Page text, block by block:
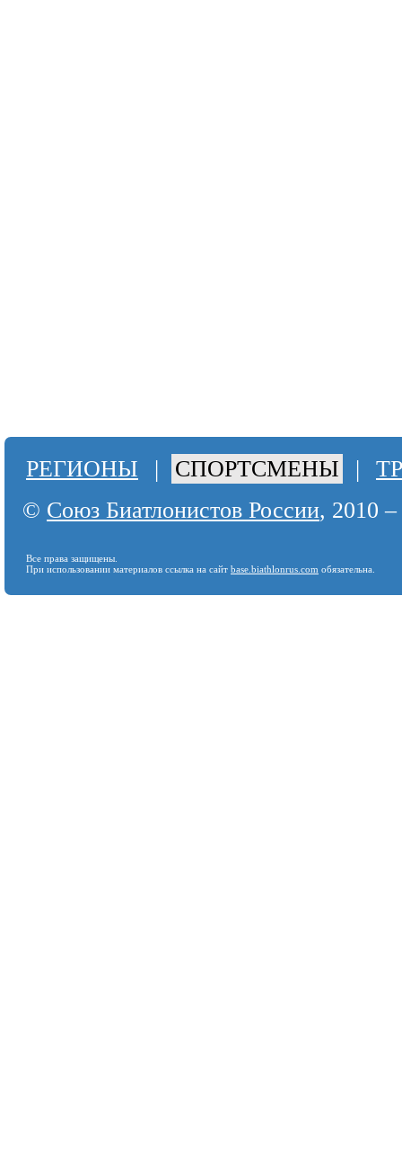
РЕГИОНЫ | СПОРТСМЕНЫ |
© Союз Биатлонистов России, 2010
Все права защищены.
При использовании материалов ссылка на сайт base.biathlonrus.com обязательна.